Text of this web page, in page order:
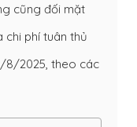
cũng đối mặt
chi phí tuân thủ
8/2025, theo các